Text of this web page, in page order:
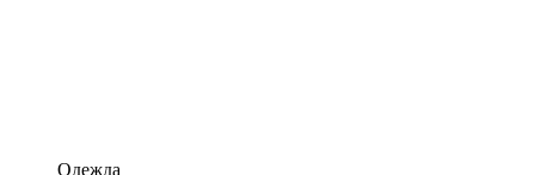
Одежда